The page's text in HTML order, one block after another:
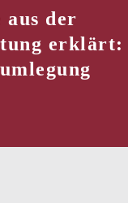
der
erklärt: